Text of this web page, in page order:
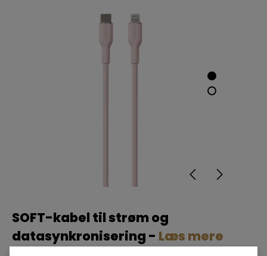
SOFT-kabel til strøm og
datasynkronisering - Læs mere